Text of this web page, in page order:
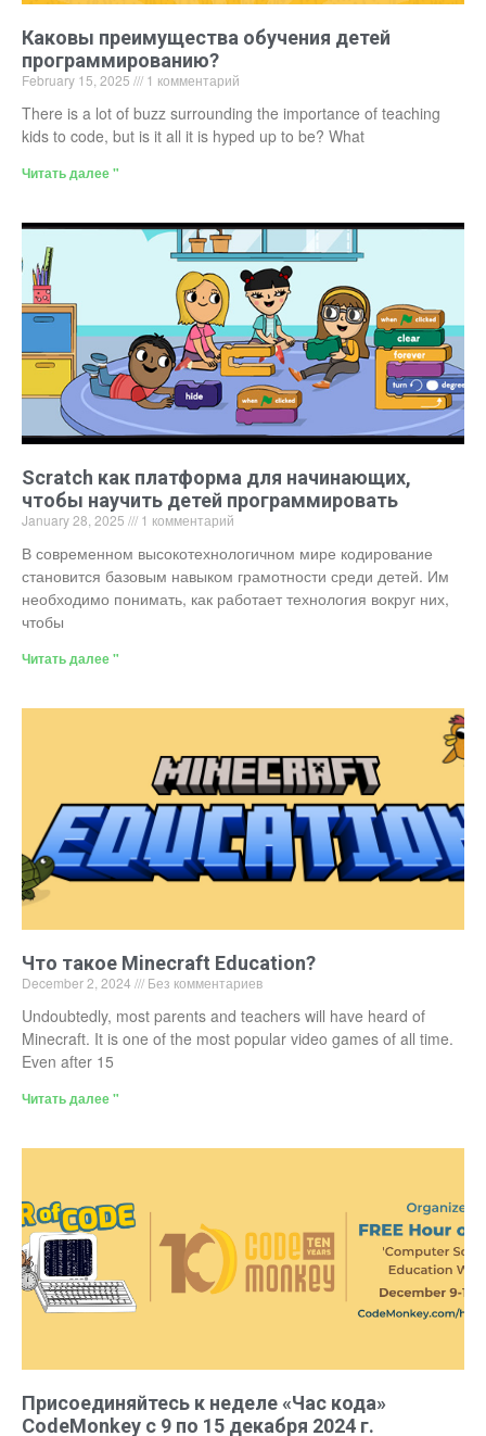
Каковы преимущества обучения детей
программированию?
February 15, 2025 1 комментарий
There is a lot of buzz surrounding the importance of teaching
kids to code, but is it all it is hyped up to be? What
Читать далее "
Scratch как платформа для начинающих,
чтобы научить детей программировать
January 28, 2025 1 комментарий
В современном высокотехнологичном мире кодирование
становится базовым навыком грамотности среди детей. Им
необходимо понимать, как работает технология вокруг них,
чтобы
Читать далее "
Что такое Minecraft Education?
December 2, 2024 Без комментариев
Undoubtedly, most parents and teachers will have heard of
Minecraft. It is one of the most popular video games of all time.
Even after 15
Читать далее "
Присоединяйтесь к неделе «Час кода»
CodeMonkey с 9 по 15 декабря 2024 г.